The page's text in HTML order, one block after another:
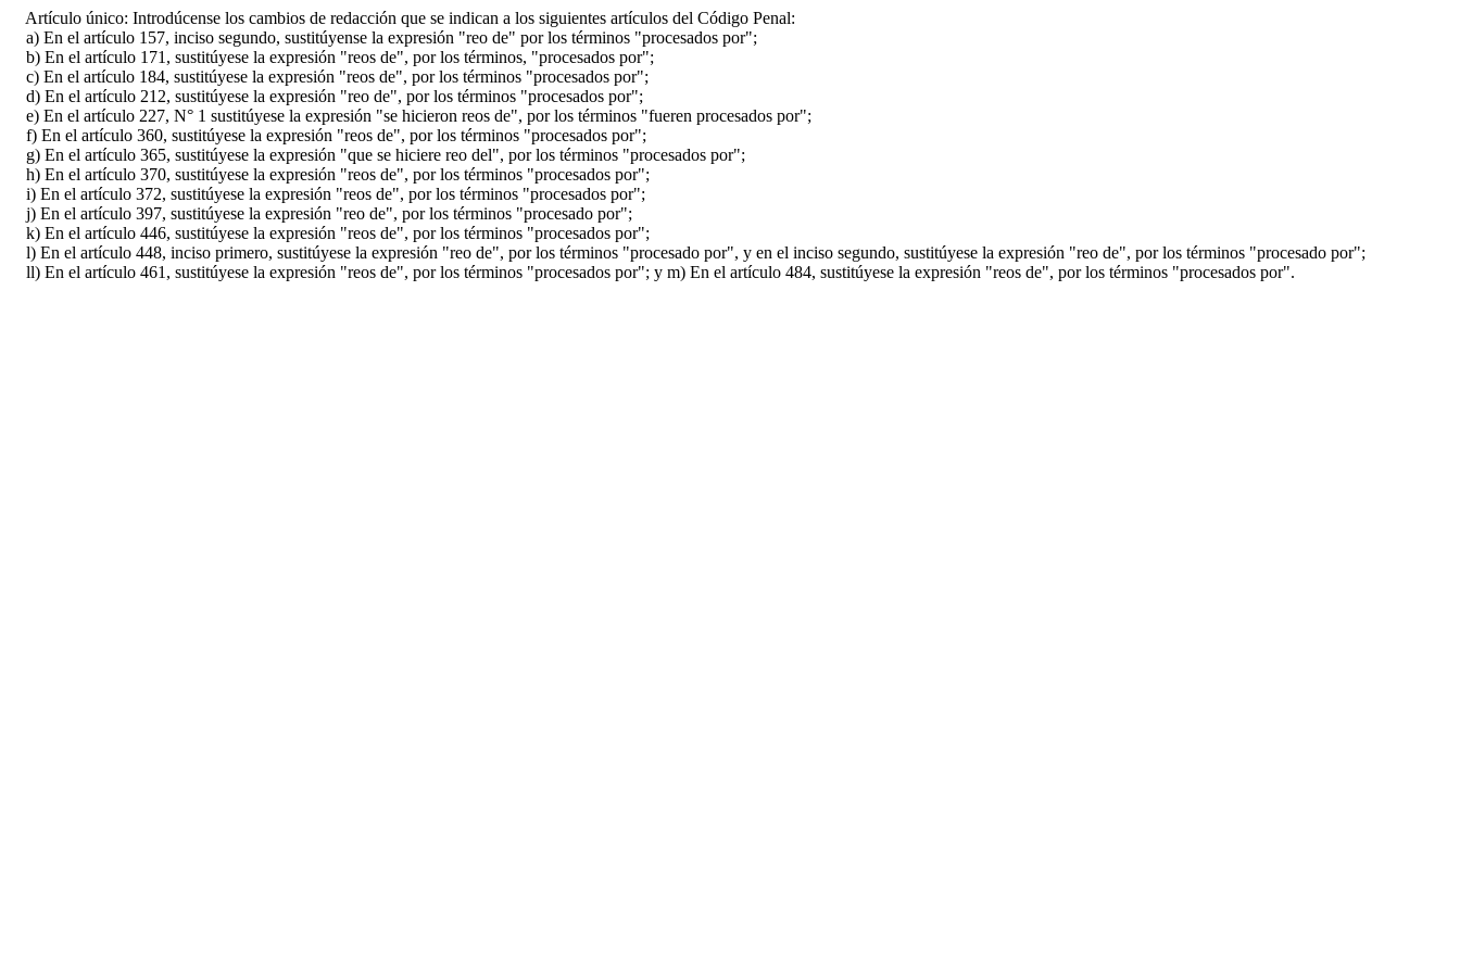
Artículo único: Introdúcense los cambios de redacción que se indican a los siguientes artículos del Código Penal:
a) En el artículo 157, inciso segundo, sustitúyense la expresión "reo de" por los términos "procesados por";
b) En el artículo 171, sustitúyese la expresión "reos de", por los términos, "procesados por";
c) En el artículo 184, sustitúyese la expresión "reos de", por los términos "procesados por";
d) En el artículo 212, sustitúyese la expresión "reo de", por los términos "procesados por";
e) En el artículo 227, N° 1 sustitúyese la expresión "se hicieron reos de", por los términos "fueren procesados por";
f) En el artículo 360, sustitúyese la expresión "reos de", por los términos "procesados por";
g) En el artículo 365, sustitúyese la expresión "que se hiciere reo del", por los términos "procesados por";
h) En el artículo 370, sustitúyese la expresión "reos de", por los términos "procesados por";
i) En el artículo 372, sustitúyese la expresión "reos de", por los términos "procesados por";
j) En el artículo 397, sustitúyese la expresión "reo de", por los términos "procesado por";
k) En el artículo 446, sustitúyese la expresión "reos de", por los términos "procesados por";
l) En el artículo 448, inciso primero, sustitúyese la expresión "reo de", por los términos "procesado por", y en el inciso segundo, sustitúyese la expresión "reo de", por los términos "procesado por";
ll) En el artículo 461, sustitúyese la expresión "reos de", por los términos "procesados por"; y m) En el artículo 484, sustitúyese la expresión "reos de", por los términos "procesados por".